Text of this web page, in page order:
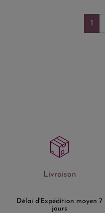
1
Livraison
Délai d'Expédition moyen 7
jours